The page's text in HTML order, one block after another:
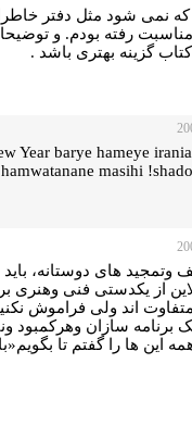
که نمی شود مثل دفتر
مناسبت رفته بودم. و
گزینه بهتری باشد .
Year barye hameye
hamwatanane masihi
وتمجید های دوستانه،
از یکدستی فنی
اند ولی فراموش
برنامه سازان وهرکمبود
این ها را گفتم تا